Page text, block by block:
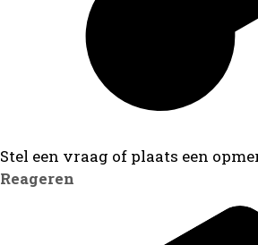
Stel een vraag of plaats een
Reageren